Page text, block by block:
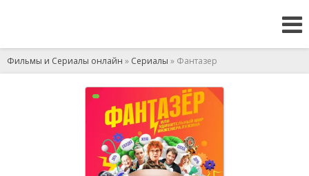
Фильмы и Сериалы онлайн » Сериалы » Фантазер